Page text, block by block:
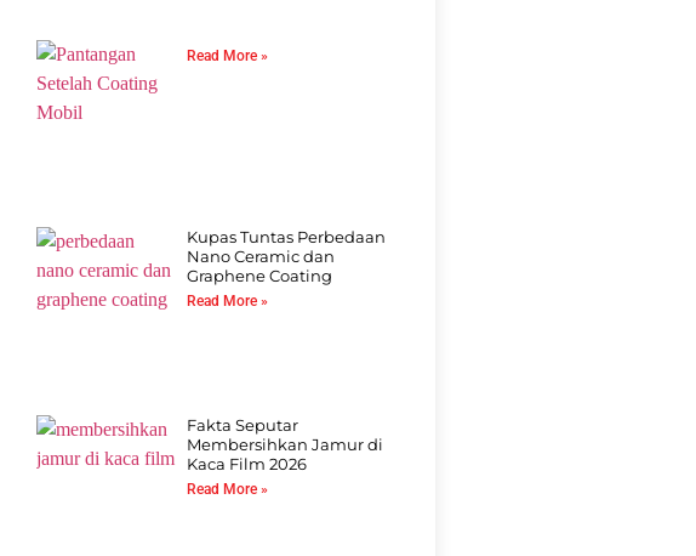
Read More »
Kupas Tuntas Perbedaan
Nano Ceramic dan
Graphene Coating
Read More »
Fakta Seputar
Membersihkan Jamur di
Kaca Film 2026
Read More »